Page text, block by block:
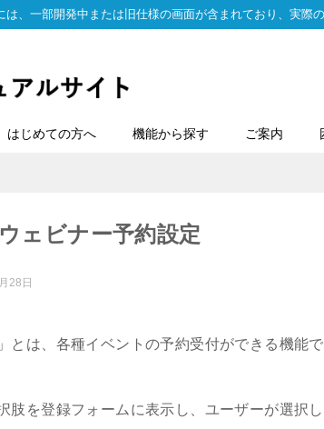
、一部開発中または旧仕様の画面が含まれており、実際
はじめての方へ 機能から探す ご案内
ェビナー予約設定
28日
とは、各種イベントの予約受付ができる機能で
肢を登録フォームに表示し、ユーザーが選択